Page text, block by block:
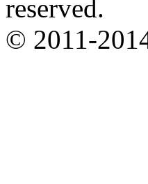
reserved.
© 2011-